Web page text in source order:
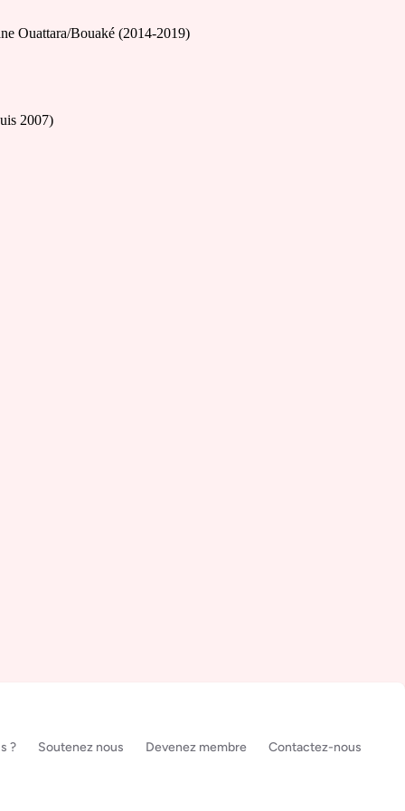
Ouattara/Bouaké (2014-2019)
2007)
? Soutenez nous Devenez membre Contactez-nous